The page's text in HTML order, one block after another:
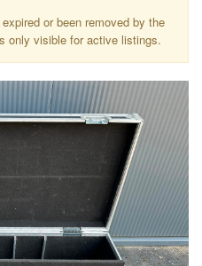
or been removed by the
only visible for active listings.